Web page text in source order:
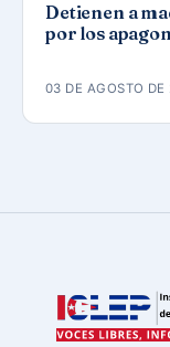
Detienen a
por los
03 DE AGOSTO